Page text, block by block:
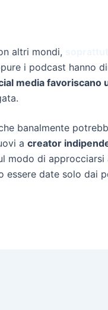
altri mondi,
i podcast hanno
media favoriscano
banalmente
a creator
modo di
essere date solo dai